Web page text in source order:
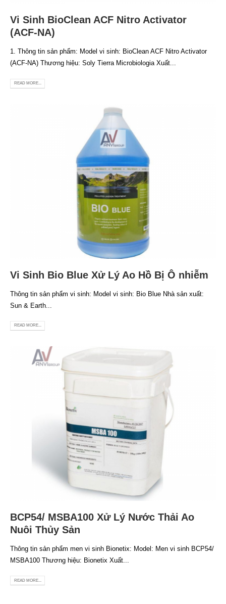
Vi Sinh BioClean ACF Nitro Activator
(ACF-NA)
1. Thông tin sản phẩm: Model vi sinh: BioClean ACF Nitro Activator
(ACF-NA) Thương hiệu: Soly Tierra Microbiologia Xuất...
READ MORE...
Vi Sinh Bio Blue Xử Lý Ao Hồ Bị Ô nhiễm
Thông tin sản phẩm vi sinh: Model vi sinh: Bio Blue Nhà sản xuất:
Sun & Earth...
READ MORE...
BCP54/ MSBA100 Xử Lý Nước Thải Ao
Nuôi Thủy Sản
Thông tin sản phẩm men vi sinh Bionetix: Model: Men vi sinh BCP54/
MSBA100 Thương hiệu: Bionetix Xuất...
READ MORE...